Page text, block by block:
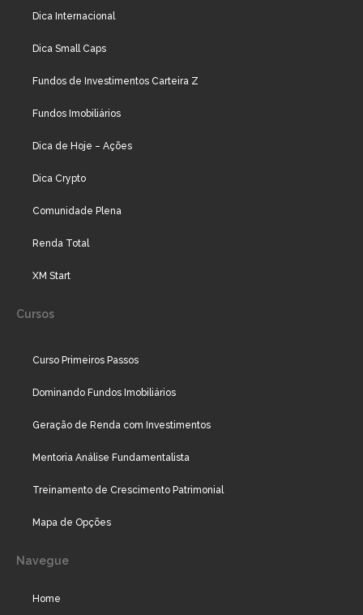
Dica Internacional
Dica Small Caps
Fundos de Investimentos Carteira Z
Fundos Imobiliários
Dica de Hoje – Ações
Dica Crypto
Comunidade Plena
Renda Total
XM Start
Cursos
Curso Primeiros Passos
Dominando Fundos Imobiliários
Geração de Renda com Investimentos
Mentoria Análise Fundamentalista
Treinamento de Crescimento Patrimonial
Mapa de Opções
Navegue
Home